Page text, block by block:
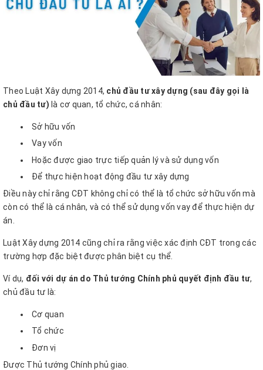
Theo Luật Xây dựng 2014, chủ đầu tư xây dựng (sau đây gọi là
chủ đầu tư) là cơ quan, tổ chức, cá nhân:
Sở hữu vốn
Vay vốn
Hoặc được giao trực tiếp quản lý và sử dụng vốn
Để thực hiện hoạt động đầu tư xây dựng
Điều này chỉ rằng CĐT không chỉ có thể là tổ chức sở hữu vốn mà
còn có thể là cá nhân, và có thể sử dụng vốn vay để thực hiện dự
án.
Luật Xây dựng 2014 cũng chỉ ra rằng việc xác định CĐT trong các
trường hợp đặc biệt được phân biệt cụ thể.
Ví dụ, đối với dự án do Thủ tướng Chính phủ quyết định đầu tư,
chủ đầu tư là:
Cơ quan
Tổ chức
Đơn vị
Được Thủ tướng Chính phủ giao.